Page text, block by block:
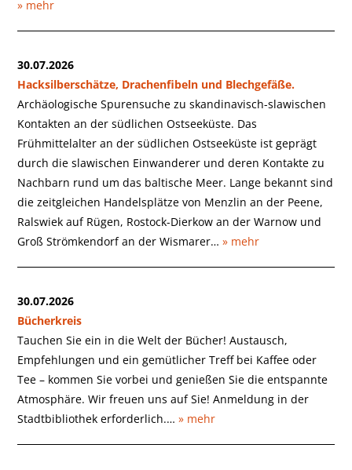
» mehr
30.07.2026
Hacksilberschätze, Drachenfibeln und Blechgefäße.
Archäologische Spurensuche zu skandinavisch-slawischen
Kontakten an der südlichen Ostseeküste. Das
Frühmittelalter an der südlichen Ostseeküste ist geprägt
durch die slawischen Einwanderer und deren Kontakte zu
Nachbarn rund um das baltische Meer. Lange bekannt sind
die zeitgleichen Handelsplätze von Menzlin an der Peene,
Ralswiek auf Rügen, Rostock-Dierkow an der Warnow und
Groß Strömkendorf an der Wismarer…» mehr
30.07.2026
Bücherkreis
Tauchen Sie ein in die Welt der Bücher! Austausch,
Empfehlungen und ein gemütlicher Treff bei Kaffee oder
Tee – kommen Sie vorbei und genießen Sie die entspannte
Atmosphäre. Wir freuen uns auf Sie! Anmeldung in der
Stadtbibliothek erforderlich.…» mehr